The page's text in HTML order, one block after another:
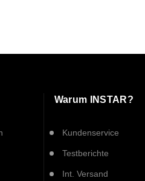
Warum INSTAR?
Kundenservice
Testberichte
Int. Versand